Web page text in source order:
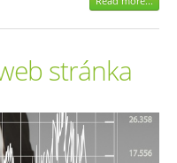
stránka